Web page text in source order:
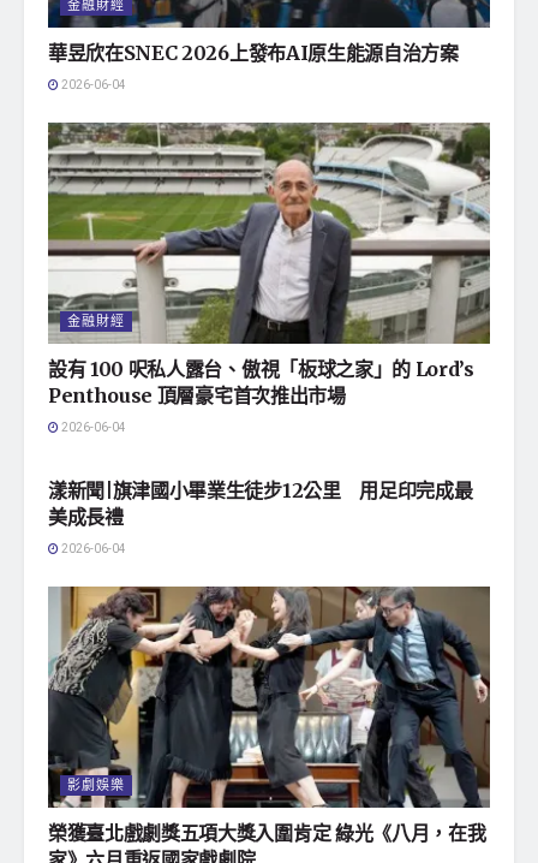
金融財經
華昱欣在SNEC 2026上發布AI原生能源自治方案
2026-06-04
金融財經
設有 100 呎私人露台、傲視「板球之家」的 Lord’s
Penthouse 頂層豪宅首次推出市場
2026-06-04
漾新聞|旗津國小畢業生徒步12公里 用足印完成最
美成長禮
2026-06-04
影劇娛樂
榮獲臺北戲劇獎五項大獎入圍肯定 綠光《八月，在我